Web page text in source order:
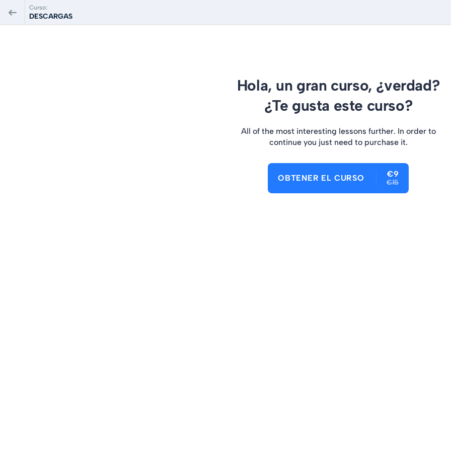
Curso:
DESCARGAS
Hola, un gran curso, ¿verdad?
¿Te gusta este curso?
All of the most interesting lessons further. In order to
continue you just need to purchase it.
OBTENER EL CURSO €9
€15